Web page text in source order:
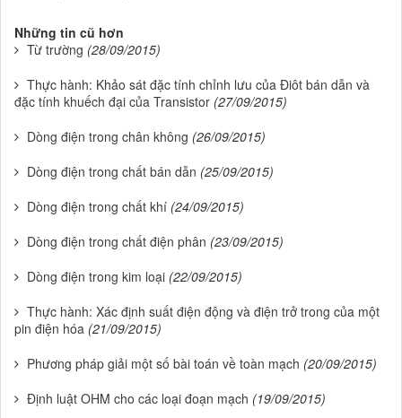
Những tin cũ hơn
Từ trường (28/09/2015)
Thực hành: Khảo sát đặc tính chỉnh lưu của Điôt bán dẫn và
đặc tính khuếch đại của Transistor (27/09/2015)
Dòng điện trong chân không (26/09/2015)
Dòng điện trong chất bán dẫn (25/09/2015)
Dòng điện trong chất khí (24/09/2015)
Dòng điện trong chất điện phân (23/09/2015)
Dòng điện trong kim loại (22/09/2015)
Thực hành: Xác định suất điện động và điện trở trong của một
pin điện hóa (21/09/2015)
Phương pháp giải một số bài toán về toàn mạch (20/09/2015)
Định luật OHM cho các loại đoạn mạch (19/09/2015)